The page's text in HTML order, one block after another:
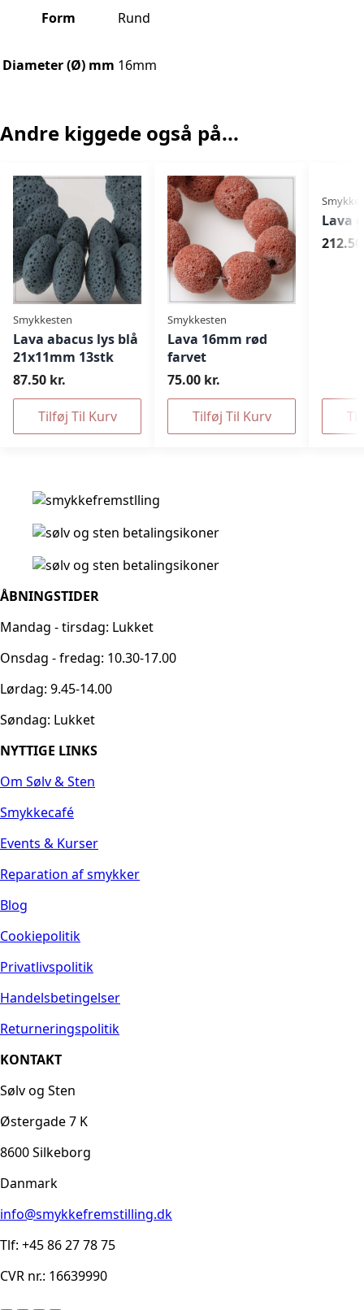
Form Rund
Diameter (Ø) mm 16mm
Andre kiggede også på...
Smykkesten
Lava abacus lys blå
21x11mm 13stk
87.50 kr.
Tilføj Til Kurv
Smykkesten
Lava 16mm rød
farvet
75.00 kr.
Tilføj Til Kurv
Lava
ÅBNINGSTIDER
Mandag - tirsdag: Lukket
Onsdag - fredag: 10.30-17.00
Lørdag: 9.45-14.00
Søndag: Lukket
NYTTIGE LINKS
Om Sølv & Sten
Smykkecafé
Events & Kurser
Reparation af smykker
Blog
Cookiepolitik
Privatlivspolitik
Handelsbetingelser
Returneringspolitik
KONTAKT
Sølv og Sten
Østergade 7 K
8600 Silkeborg
Danmark
info@smykkefremstilling.dk
Tlf: +45 86 27 78 75
CVR nr.: 16639990